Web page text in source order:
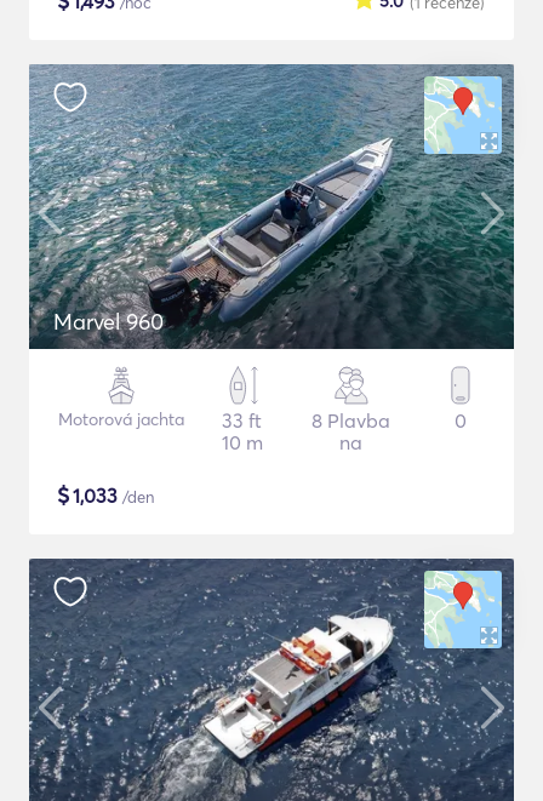
Marvel 960
Motorová jachta
33 ft
10 m
8 Plavba
na
0
$1,033 /den